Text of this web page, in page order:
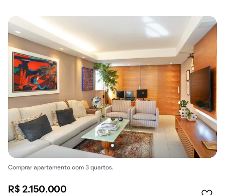
Comprar apartamento com 3 quartos.
R$ 2.150.000